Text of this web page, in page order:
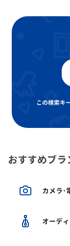
この検索キ
おすすめブラ
カメラ･
オーデ